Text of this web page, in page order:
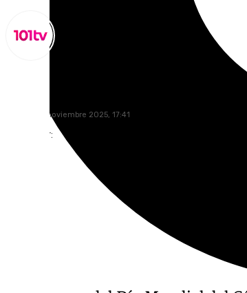
viernes, 14 noviembre 2025, 17:41
Compartir: